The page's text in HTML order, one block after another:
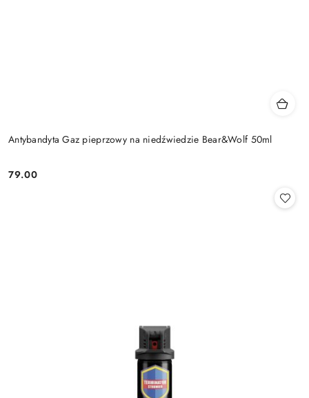
Antybandyta Gaz pieprzowy na niedźwiedzie Bear&Wolf 50ml
Cena:
79.00